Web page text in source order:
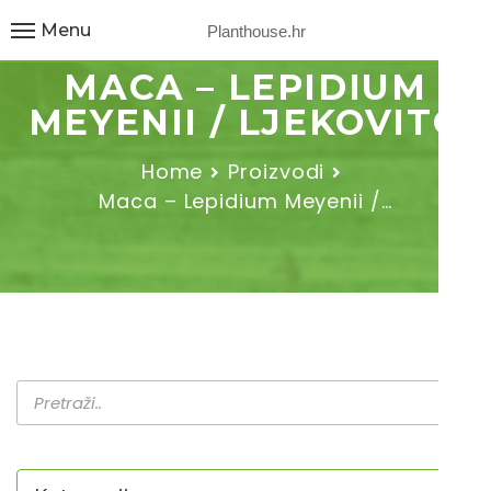
Planthouse.hr
Menu
MACA – LEPIDIUM
MEYENII / LJEKOVITO
Home
Proizvodi
Maca – Lepidium Meyenii /…